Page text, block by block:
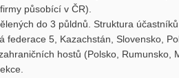
působící v ČR).
do 3 půldnů. Struktura
5, Kazachstán, Slovensko,
hostů (Polsko, Rumunsko,